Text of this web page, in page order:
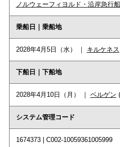
ノルウェーフィヨルド・沿岸急行船
乗船日｜乗船地
2028年4月5日（水） ｜ キルケネス
下船日｜下船地
2028年4月10日（月） ｜ ベルゲン
システム管理コード
1674373 | C002-10059361005999